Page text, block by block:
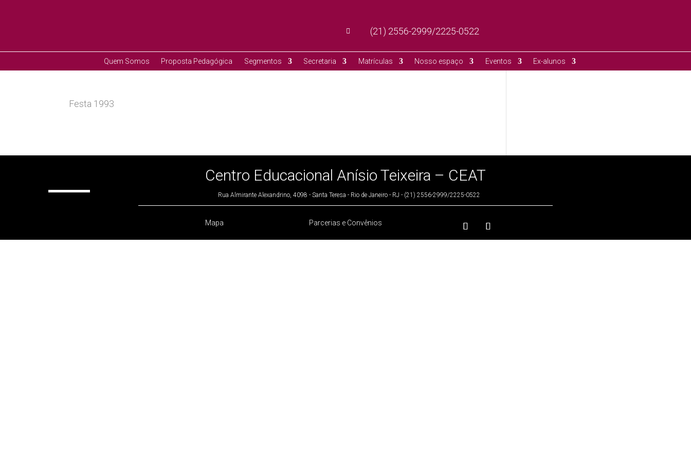
 (21) 2556-2999/2225-0522
Quem Somos Proposta Pedagógica Segmentos Secretaria Matrículas Nosso espaço Eventos Ex-alunos
Festa 1993
Centro Educacional Anísio Teixeira – CEAT
Rua Almirante Alexandrino, 4098 - Santa Teresa - Rio de Janeiro - RJ - (21) 2556-2999/2225-0522
Mapa Parcerias e Convênios